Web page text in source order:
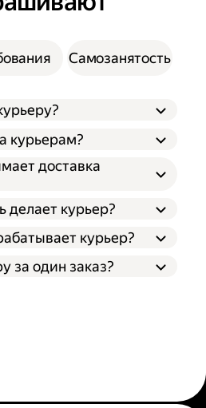
Самозанятость
курьерам?
доставка
делает курьер?
курьер?
за один заказ?